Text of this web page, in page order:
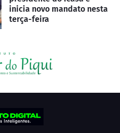
inicia novo mandato nesta
terça-feira